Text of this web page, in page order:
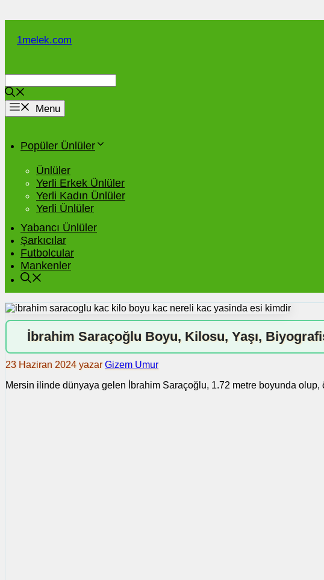
atla
1melek.com
Menu
Popüler Ünlüler
Ünlüler
Yerli Erkek Ünlüler
Yerli Kadın Ünlüler
Yerli Ünlüler
Yabancı Ünlüler
Şarkıcılar
Futbolcular
Mankenler
İbrahim Saraçoğlu Boyu, Kilosu, Yaşı,
23 Haziran 2024 yazarGizem Umur
Mersin ilinde dünyaya gelen İbrahim Saraçoğlu, 1.72 metre boyunda